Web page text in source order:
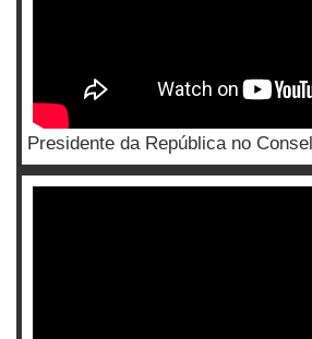
Presidente da República no